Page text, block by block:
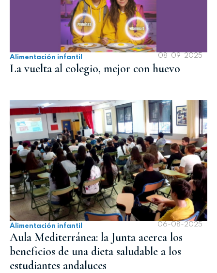
Alimentación infantil 08-09-2025
La vuelta al colegio, mejor con huevo
Alimentación infantil 06-08-2025
Aula Mediterránea: la Junta acerca los
beneficios de una dieta saludable a los
estudiantes andaluces